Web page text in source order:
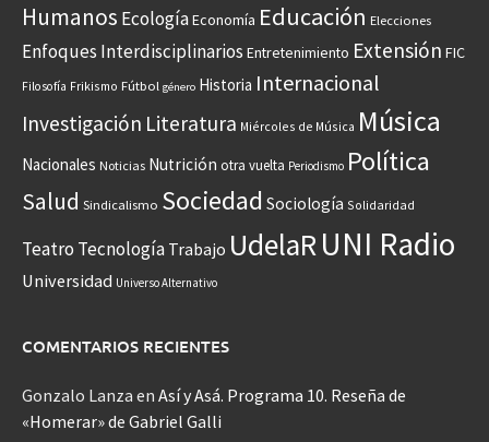
Humanos EcologíaEconomía Educación Elecciones
Enfoques Interdisciplinarios Entretenimiento Extensión FIC
Filosofía Frikismo Fútbol género Historia Internacional
Investigación Literatura Miércoles de Música Música
Nacionales Noticias Nutrición otra vuelta Periodismo Política
Salud Sindicalismo Sociedad Sociología Solidaridad
Teatro Tecnología Trabajo UdelaRUNI Radio
Universidad Universo Alternativo
COMENTARIOS RECIENTES
Gonzalo Lanza en Así y Asá. Programa 10. Reseña de
«Homerar» de Gabriel Galli